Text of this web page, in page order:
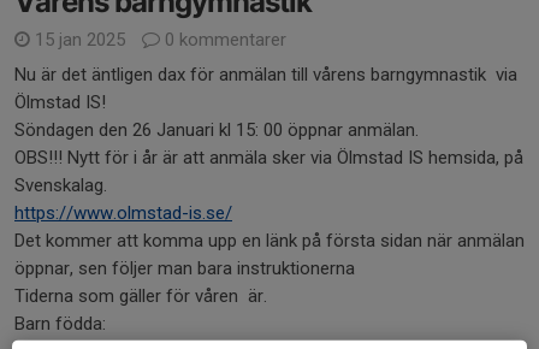
15 jan 2025
0 kommentarer
Nu är det äntligen dax för anmälan till vårens barngymnastik via
Ölmstad IS!
Söndagen den 26 Januari kl 15: 00 öppnar anmälan.
OBS!!! Nytt för i år är att anmäla sker via Ölmstad IS hemsida, på
Svenskalag.
https://www.olmstad-is.se/
Det kommer att komma upp en länk på första sidan när anmälan
öppnar, sen följer man bara instruktionerna
Tiderna som gäller för våren är.
Barn födda: